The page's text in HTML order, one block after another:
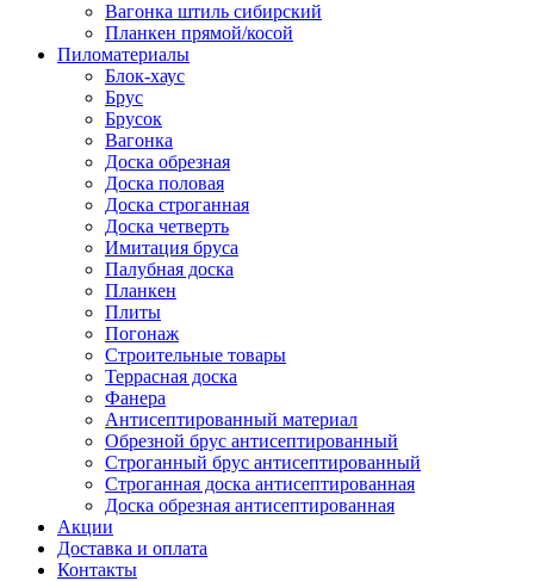
Вагонка штиль сибирский
Планкен прямой/косой
Пиломатериалы
Блок-хаус
Брус
Брусок
Вагонка
Доска обрезная
Доска половая
Доска строганная
Доска четверть
Имитация бруса
Палубная доска
Планкен
Плиты
Погонаж
Строительные товары
Террасная доска
Фанера
Антисептированный материал
Обрезной брус антисептированный
Строганный брус антисептированный
Строганная доска антисептированная
Доска обрезная антисептированная
Акции
Доставка и оплата
Контакты